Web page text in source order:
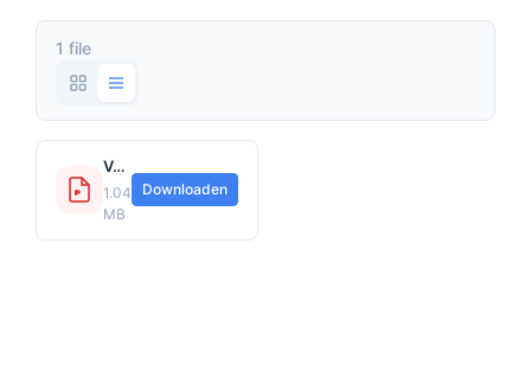
1 file
Voorwaarden ARAG Flexpolis 2023.pdf
1.04
MB
Downloaden